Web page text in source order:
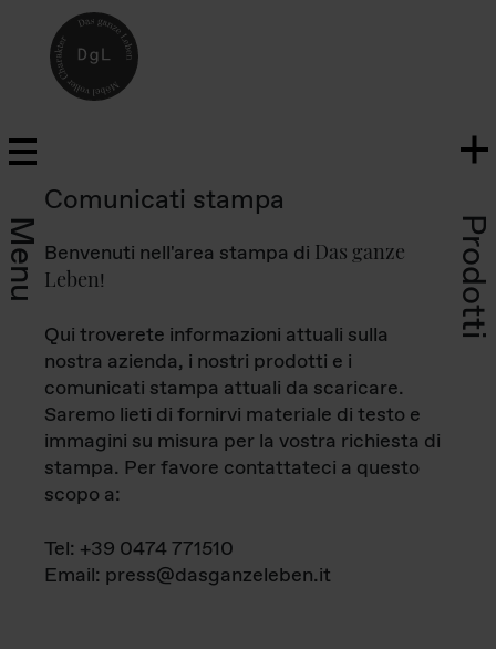
Menu Prodotti
Comunicati stampa
Benvenuti nell'area stampa di Das ganze
Leben!
Qui troverete informazioni attuali sulla
nostra azienda, i nostri prodotti e i
comunicati stampa attuali da scaricare.
Saremo lieti di fornirvi materiale di testo e
immagini su misura per la vostra richiesta di
stampa. Per favore contattateci a questo
scopo a:
Tel: +39 0474 771510
Email: press@dasganzeleben.it